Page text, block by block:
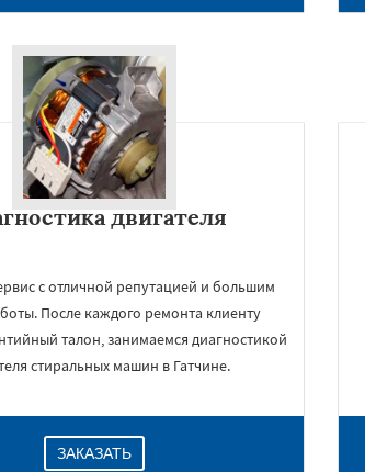
двигателя
с отличной репутацией и большим
После каждого ремонта клиенту
талон, занимаемся диагностикой
стиральных машин в Гатчине.
ЗАКАЗАТЬ